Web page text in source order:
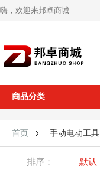
嗨，欢迎来邦卓商城
商品分类
首页 手动电动工具
排序： 默认